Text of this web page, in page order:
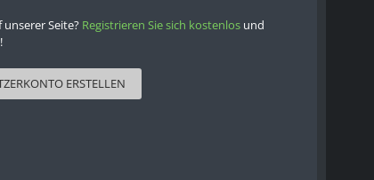
Seite? Registrieren Sie sich kostenlos und
ERSTELLEN